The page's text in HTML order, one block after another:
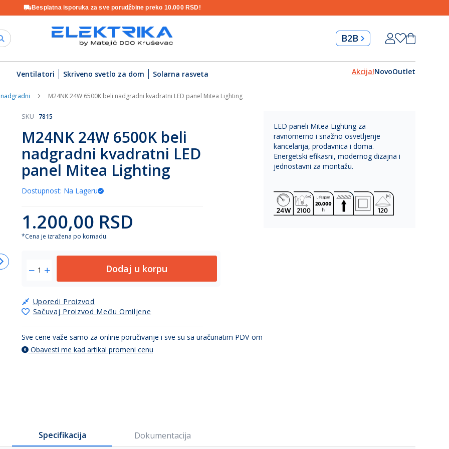
Besplatna isporuka za sve porudžbine preko 10.000 RSD!
B2B Korpa
Ventilatori Skriveno svetlo za dom Solarna rasveta Akcija!NovoOutlet
M24NK 24W 6500K beli nadgradni kvadratni LED panel Mitea Lighting
M24NK 24W 6500K beli
nadgradni kvadratni LED
panel Mitea Lighting
SKU 7815
Dostupnost: Na Lageru
1.200,00 RSD
*Cena je izražena po komadu.
Dodaj u korpu
Sačuvaj Proizvod Među Omiljene
Uporedi Proizvod
Sve cene važe samo za online poručivanje i sve su sa uračunatim PDV-om
Obavesti me kad artikal promeni cenu
LED paneli Mitea Lighting za
ravnomerno i snažno osvetljenje
kancelarija, prodavnica i doma.
Energetski efikasni, modernog dizajna i
jednostavni za montažu.
Specifikacija Dokumentacija